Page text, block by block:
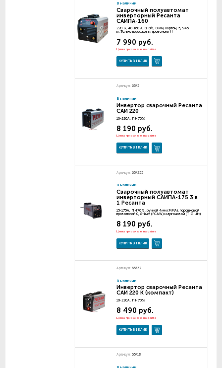
В наличии
Сварочный полуавтомат
инверторный Ресанта
САИПА-160
220 В, 40-160 А, 0, 8/1, 0 мм, картон, 5, 945
кг.Только порошковая проволока !!
7 990 руб.
Цена при заказе на сайте
КУПИТЬ В 1 КЛИК
Артикул: 65/3
В наличии
Инвертор сварочный Ресанта
САИ 220
10-220А, ПН70%
8 190 руб.
Цена при заказе на сайте
КУПИТЬ В 1 КЛИК
Артикул: 65/233
В наличии
Сварочный полуавтомат
инверторный САИПА-175 3 в
1 Ресанта
15-175A, ПН70%, ручной 4мм (MMA), порошковой
проволокой 0, 8-1мм (FCAW) и аргоновой (TIG Lift)
8 190 руб.
Цена при заказе на сайте
КУПИТЬ В 1 КЛИК
Артикул: 65/37
В наличии
Инвертор сварочный Ресанта
САИ 220 К (компакт)
10-220А, ПН70%
8 490 руб.
Цена при заказе на сайте
КУПИТЬ В 1 КЛИК
Артикул: 65/18
В наличии